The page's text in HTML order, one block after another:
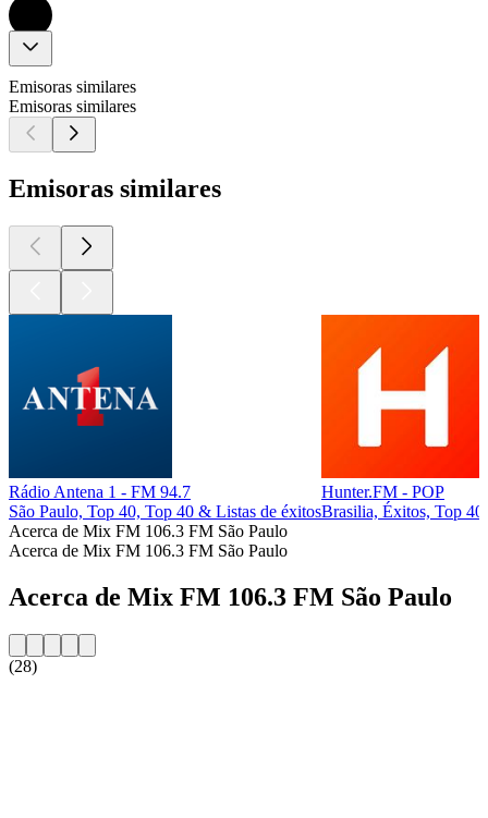
Emisoras similares
Emisoras similares
Emisoras similares
Rádio Antena 1 - FM 94.7
São Paulo, Top 40, Top 40 & Listas de éxitos
Hunter.FM - POP
Brasilia, Éxitos, Top
Acerca de Mix FM 106.3 FM São Paulo
Acerca de Mix FM 106.3 FM São Paulo
Acerca de Mix FM 106.3 FM São Paulo
(28)